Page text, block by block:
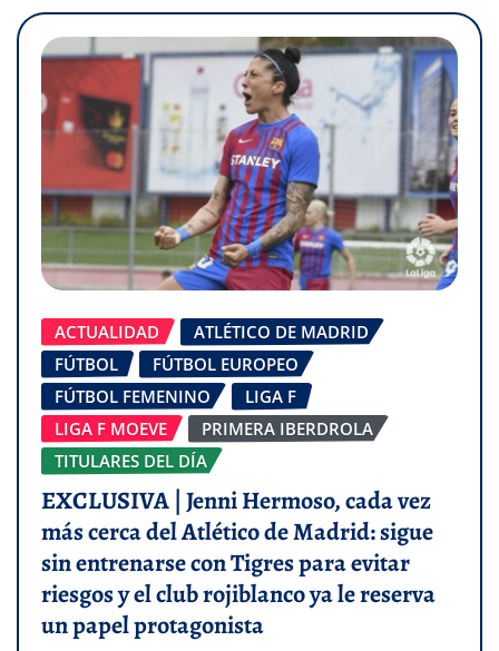
ACTUALIDAD
ATLÉTICO DE MADRID
FÚTBOL
FÚTBOL EUROPEO
FÚTBOL FEMENINO
LIGA F
LIGA F MOEVE
PRIMERA IBERDROLA
TITULARES DEL DÍA
EXCLUSIVA | Jenni Hermoso, cada vez
más cerca del Atlético de Madrid: sigue
sin entrenarse con Tigres para evitar
riesgos y el club rojiblanco ya le reserva
un papel protagonista